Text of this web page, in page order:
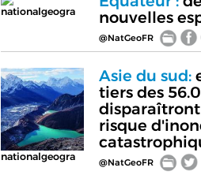
nationalgeogra
nouvelles
@NatGeoFR
nationalgeogra
Asie du sud:
tiers des
disparaîtront
risque
@NatGeoFR